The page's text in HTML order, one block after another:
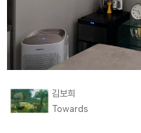
김보희
Towards